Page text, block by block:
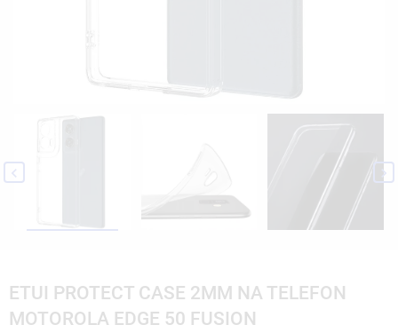
 
ETUI PROTECT CASE 2MM NA TELEFON
MOTOROLA EDGE 50 FUSION